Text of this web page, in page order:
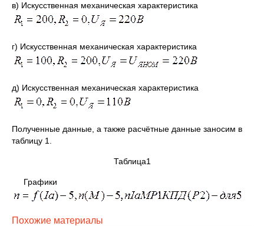
в) Искусственная механическая характеристика
г) Искусственная механическая характеристика
д) Искусственная механическая характеристика
Полученные данные, а также расчётные данные заносим в
таблицу 1.
Таблица1
Графики
Похожие материалы